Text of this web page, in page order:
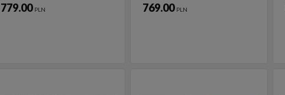
779.00 PLN 769.00 PLN